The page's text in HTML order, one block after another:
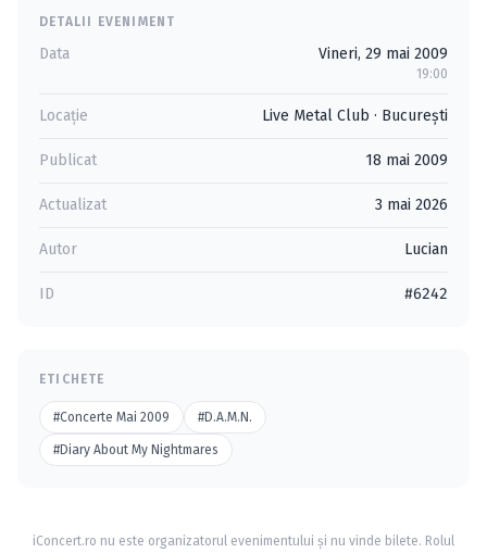
DETALII EVENIMENT
Data Vineri, 29 mai 2009
19:00
Locație Live Metal Club · Bucureşti
Publicat 18 mai 2009
Actualizat 3 mai 2026
Autor Lucian
ID #6242
ETICHETE
#Concerte Mai 2009 #D.A.M.N.
#Diary About My Nightmares
iConcert.ro nu este organizatorul evenimentului și nu vinde bilete. Rolul